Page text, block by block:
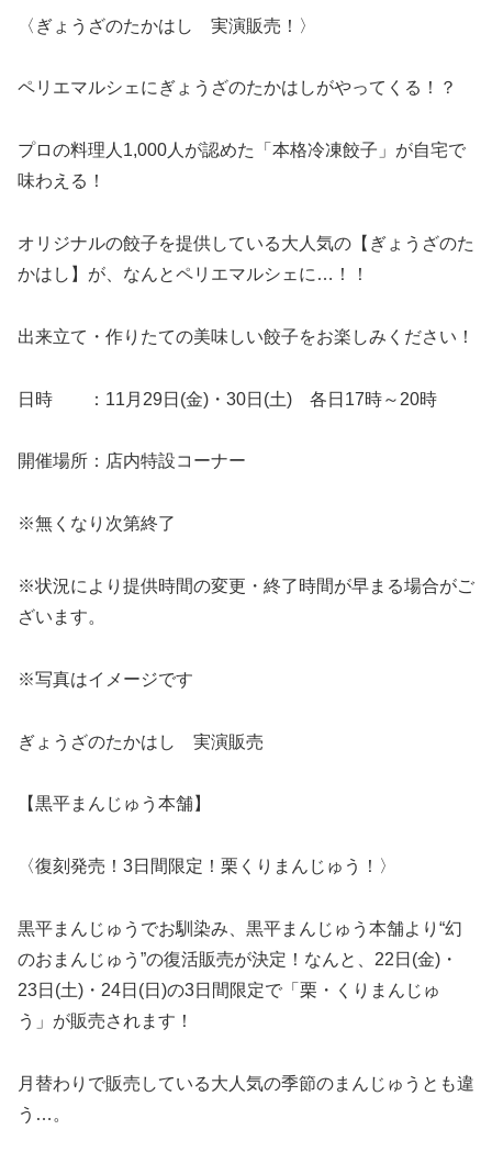
〈ぎょうざのたかはし 実演販売！〉
ペリエマルシェにぎょうざのたかはしがやってくる！？
プロの料理人1,000人が認めた「本格冷凍餃子」が自宅で
味わえる！
オリジナルの餃子を提供している大人気の【ぎょうざのた
かはし】が、なんとペリエマルシェに…！！
出来立て・作りたての美味しい餃子をお楽しみください！
日時 ：11月29日(金)・30日(土) 各日17時～20時
開催場所：店内特設コーナー
※無くなり次第終了
※状況により提供時間の変更・終了時間が早まる場合がご
ざいます。
※写真はイメージです
ぎょうざのたかはし 実演販売
【黒平まんじゅう本舗】
〈復刻発売！3日間限定！栗くりまんじゅう！〉
黒平まんじゅうでお馴染み、黒平まんじゅう本舗より“幻
のおまんじゅう”の復活販売が決定！なんと、22日(金)・
23日(土)・24日(日)の3日間限定で「栗・くりまんじゅ
う」が販売されます！
月替わりで販売している大人気の季節のまんじゅうとも違
う…。